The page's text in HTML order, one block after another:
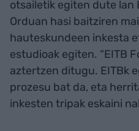
otsailetik egiten dute lan
Orduan hasi baitziren
hauteskundeen inkesta
estudioak egiten. “EITB
aztertzen ditugu. EITBk
prozesu bat da, eta
inkesten tripak eskaini